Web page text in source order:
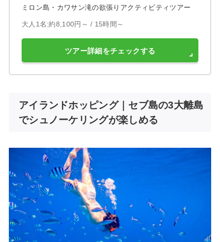
ミロン島・カワサン滝の欲張りアクティビティツアー
大人1名:約8,100円～ / 15時間～
ツアー詳細をチェックする
アイランドホッピング｜セブ島の3大離島
でシュノーケリングが楽しめる